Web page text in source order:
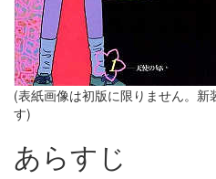
(表紙画像は初版に限りません。新
す)
あらすじ